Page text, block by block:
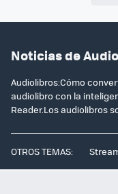
Noticias de
Audiolibros:Cómo
audiolibro con la
Reader.Los audiolibros
OTROS TEMAS: